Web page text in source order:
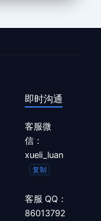
即时沟通
客服微
信：
xueli_luan
复制
客服 QQ：
86013792